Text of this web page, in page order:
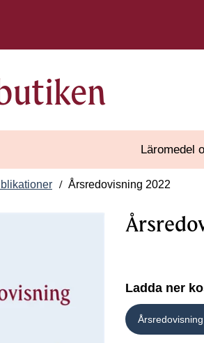
Läromedel
Årsredovisning 2022
Ladda ner